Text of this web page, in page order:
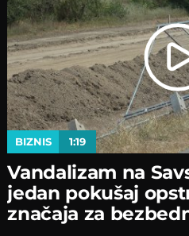
BIZNIS 1:19
Vandalizam na
јedan pokušaј
značaјa za